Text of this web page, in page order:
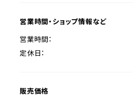
営業時間・ショップ情報など
営業時間：
定休日：
販売価格